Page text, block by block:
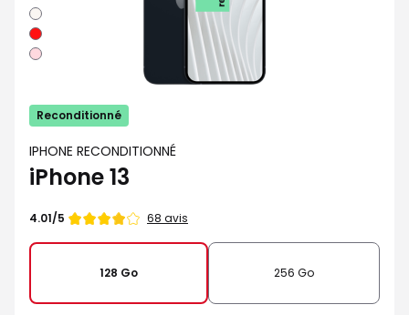
Lumiere
stellaire
Rouge
Rose
Reconditionné
IPHONE RECONDITIONNÉ
iPhone 13
Note
4.01/5 68 avis
128 Go 256 Go